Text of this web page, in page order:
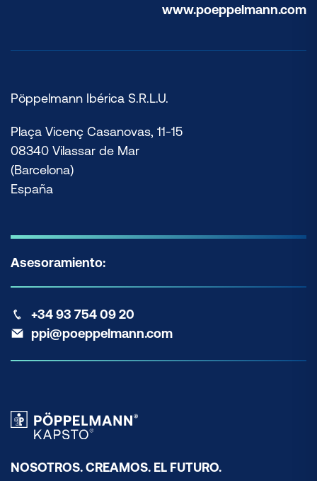
www.poeppelmann.com
Pöppelmann Ibérica S.R.L.U.
Plaça Vicenç Casanovas, 11-15
08340 Vilassar de Mar
(Barcelona)
España
Asesoramiento:
+34 93 754 09 20
ppi@poeppelmann.com
NOSOTROS. CREAMOS. EL FUTURO.